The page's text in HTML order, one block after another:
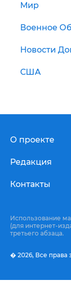
Мир
Военное
Новости
США
О проекте
Редакция
Контакты
Использование
(для интернет-
третьего абзаца.
� 2026, Все